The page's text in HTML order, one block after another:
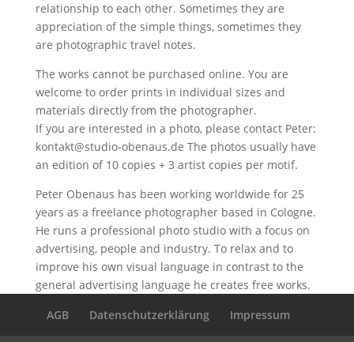
relationship to each other. Sometimes they are
appreciation of the simple things, sometimes they
are photographic travel notes.
The works cannot be purchased online. You are
welcome to order prints in individual sizes and
materials directly from the photographer.
If you are interested in a photo, please contact Peter:
kontakt@studio-obenaus.de The photos usually have
an edition of 10 copies + 3 artist copies per motif.
Peter Obenaus has been working worldwide for 25
years as a freelance photographer based in Cologne.
He runs a professional photo studio with a focus on
advertising, people and industry. To relax and to
improve his own visual language in contrast to the
general advertising language he creates free works.
AGB
Datenschutzerklärung Impressum